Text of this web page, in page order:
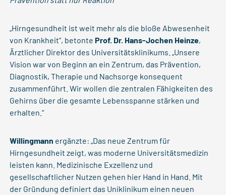
„Hirngesundheit ist weit mehr als die bloße Abwesenheit
von Krankheit“, betonteProf. Dr. Hans-Jochen Heinze,
Ärztlicher Direktor des Universitätsklinikums. „Unsere
Vision war von Beginn an ein Zentrum, das Prävention,
Diagnostik, Therapie und Nachsorge konsequent
zusammenführt. Wir wollen die zentralen Fähigkeiten des
Gehirns über die gesamte Lebensspanne stärken und
erhalten.“
Willingmann ergänzte: „Das neue Zentrum für
Hirngesundheit zeigt, was moderne Universitätsmedizin
leisten kann. Medizinische Exzellenz und
gesellschaftlicher Nutzen gehen hier Hand in Hand. Mit
der Gründung definiert das Uniklinikum einen neuen